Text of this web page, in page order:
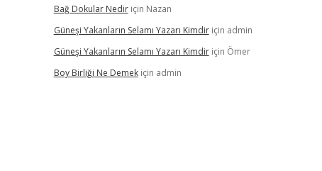
Bağ Dokular Nediriçin Nazan
Güneşi Yakanların Selamı Yazarı Kimdiriçin admin
Güneşi Yakanların Selamı Yazarı Kimdiriçin Ömer
Boy Birliği Ne Demekiçin admin